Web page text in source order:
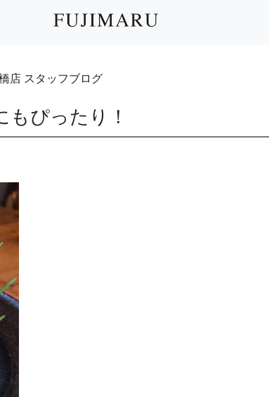
店 スタッフブログ
ぴったり！